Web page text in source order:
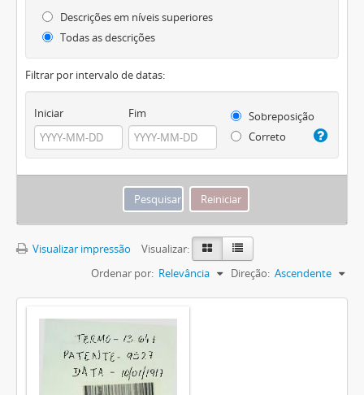
Descrições em níveis superiores
Todas as descrições
Filtrar por intervalo de datas:
Iniciar Fim
Sobreposição
Correto
Visualizar impressão
Visualizar:
Ordenar por: Relevância Direção: Ascendente